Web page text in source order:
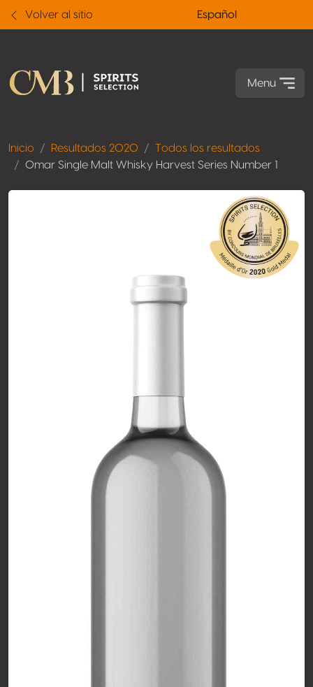
Volver al sitio Español
Menu
Inicio Resultados 2020
Todos los resultados
Omar Single Malt Whisky Harvest Series Number 1